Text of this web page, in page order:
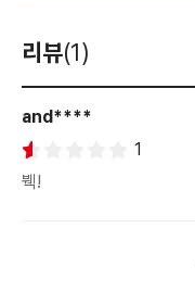
리뷰(1)
and****
1
붹!